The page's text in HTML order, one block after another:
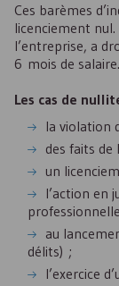
Ces barèmes
licenciement nul.
l’entreprise, a
6 mois de salaire.
Les cas de
la violation
des faits
un
l’action en
au
délits) ;
l’exercice